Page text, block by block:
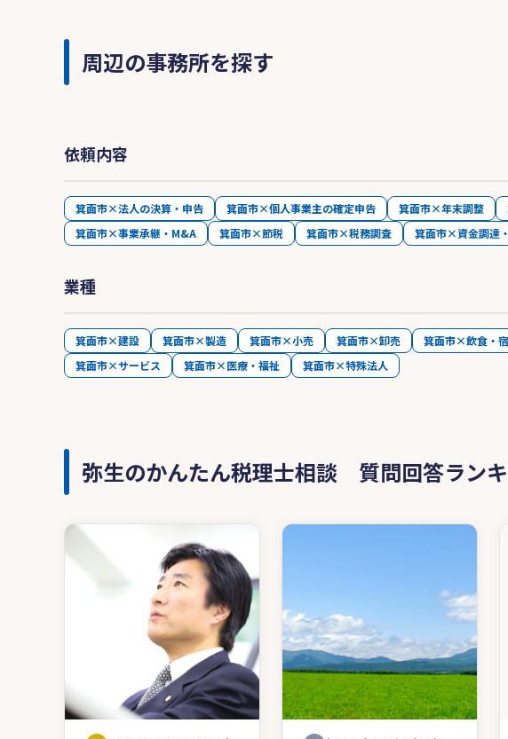
周辺の事務所を探す
依頼内容
箕面市×法人の決算・申告 箕面市×個人事業主の確定申告 箕面市×年末調整
箕面市×事業承継・M&A
箕面市×節税 箕面市×税務調査 箕面市×資金調達
業種
箕面市×建設 箕面市×製造 箕面市×小売 箕面市×卸売 箕面市×飲食・
箕面市×サービス
箕面市×医療・福祉 箕面市×特殊法人
弥生のかんたん税理士相談 質問回答ランキ